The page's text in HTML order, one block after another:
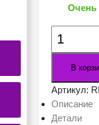
Очень
Количество
товара
профиль
GOLA
BALANCE
RP050BL.1
В
Артикул:
Описание
Детали